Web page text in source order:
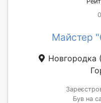
Майстер
Новгородка
Був на